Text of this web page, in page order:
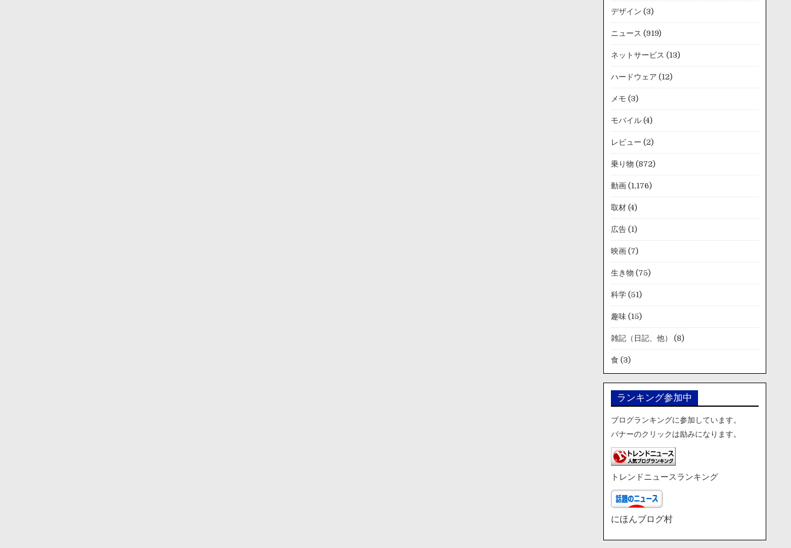
デザイン (3)
ニュース (919)
ネットサービス (13)
ハードウェア (12)
メモ (3)
モバイル(4)
レビュー (2)
乗り物 (872)
動画(1,176)
取材(4)
広告(1)
映画(7)
生き物 (75)
科学(51)
趣味(15)
雑記（日記、他） (8)
食 (3)
ランキング参加中
ブログランキングに参加しています。
バナーのクリックは励みになります。
トレンドニュースランキング
にほんブログ村